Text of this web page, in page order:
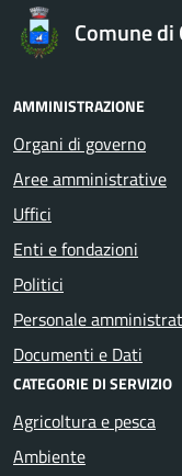
Comune
AMMINISTRAZIONE
Organi di governo
Aree amministrative
Uffici
Enti e fondazioni
Politici
Personale
Documenti e Dati
CATEGORIE DI SERVIZIO
Agricoltura e pesca
Ambiente